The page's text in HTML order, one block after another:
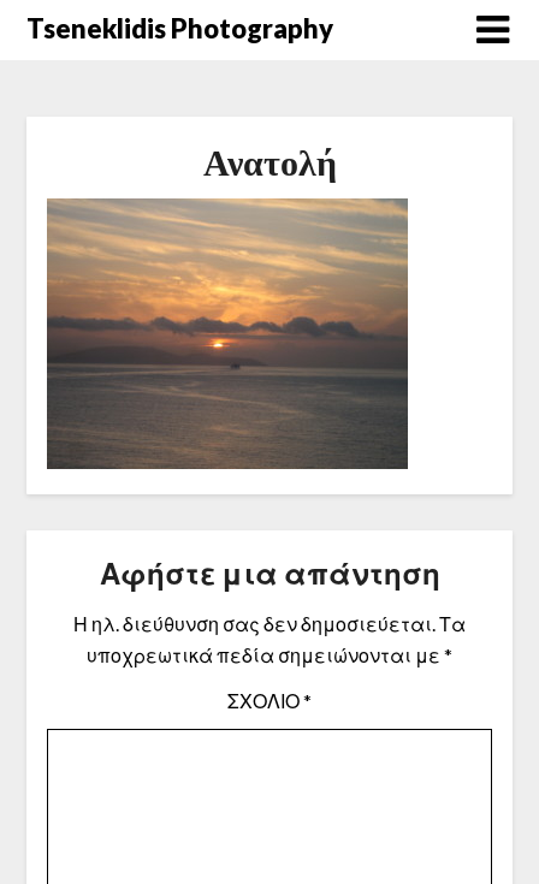
Μετάβαση
Tseneklidis Photography
Ανατολή
Αφήστε μια απάντηση
Η ηλ. διεύθυνση σας δεν δημοσιεύεται.Τα
υποχρεωτικά πεδία σημειώνονται με *
ΣΧΌΛΙΟ*